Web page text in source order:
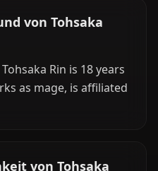
von Tohsaka
Rin is 18 years
as mage, is affiliated
von Tohsaka